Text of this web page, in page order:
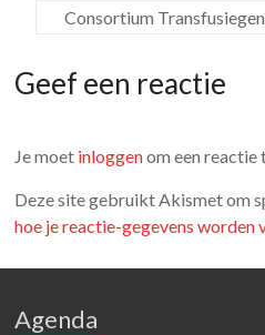
Consortium
Geef een reactie
Je moet inloggenom een reactie
Deze site gebruikt Akismet om
hoe je reactie-gegevens worden
Agenda